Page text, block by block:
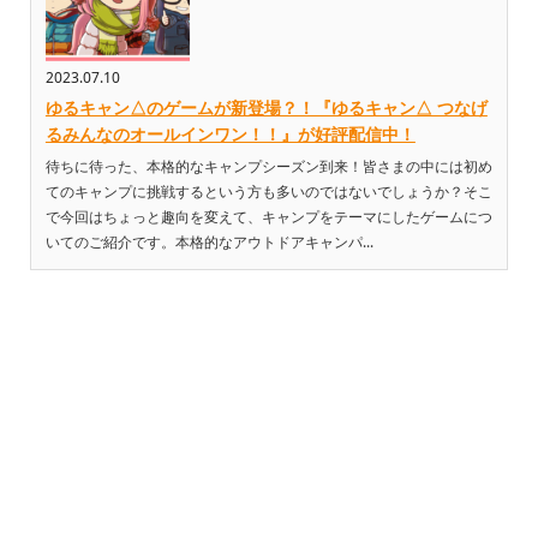
2023.07.10
ゆるキャン△のゲームが新登場？！『ゆるキャン△ つなげ
るみんなのオールインワン！！』が好評配信中！
待ちに待った、本格的なキャンプシーズン到来！皆さまの中には初め
てのキャンプに挑戦するという方も多いのではないでしょうか？そこ
で今回はちょっと趣向を変えて、キャンプをテーマにしたゲームにつ
いてのご紹介です。本格的なアウトドアキャンパ...